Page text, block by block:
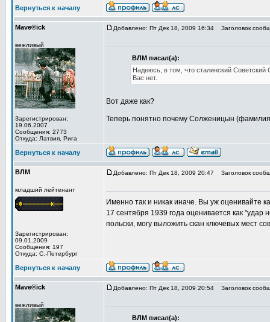
Вернуться к началу
Mave®ick
вежливый
Зарегистрирован:
19.06.2007
Сообщения: 2773
Откуда: Латвия, Рига
Добавлено: Пт Дек 18, 2009 16:34 Заголовок
ВЛМ писал(а):
Надеюсь, в том, что сталинский Советский
Вас нет.
Вот даже как?
Теперь понятно почему Солженицын
Вернуться к началу
ВЛМ
младший лейтенант
Зарегистрирован:
09.01.2009
Сообщения: 197
Откуда: С.-Петербург
Добавлено: Пт Дек 18, 2009 20:47 Заголовок
Именно так и никак иначе. Вы уж оценивайте
17 сентября 1939 года оценивается как
польски, могу выложить скан ключевых мест
Вернуться к началу
Mave®ick
вежливый
Добавлено: Пт Дек 18, 2009 20:54 Заголовок
ВЛМ писал(а):